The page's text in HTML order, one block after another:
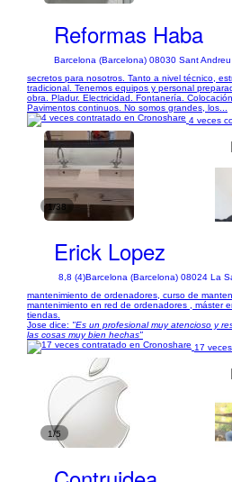
Reformas Haba
Barcelona (Barcelona) 08030 Sant Andreu
secretos para nosotros. Tanto a nivel técnico,
tradicional. Tenemos equipos y personal
obra. Pladur. Electricidad. Fontanería.
Pavimentos continuos. No somos grandes, los...
4 veces
1/38
Erick Lopez
8,8 (4)Barcelona (Barcelona) 08024 La
mantenimiento de ordenadores, curso de
mantenimiento en red de ordenadores , máster
tiendas.
Jose dice: "Es un profesional muy atencioso y
las cosas muy bien hechas"
17
1/5